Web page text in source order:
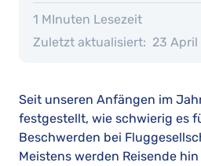
1 MInuten Lesezeit
Zuletzt aktualisiert: 23 April
Seit unseren Anfängen im
festgestellt, wie schwierig es
Beschwerden bei
Meistens werden Reisende